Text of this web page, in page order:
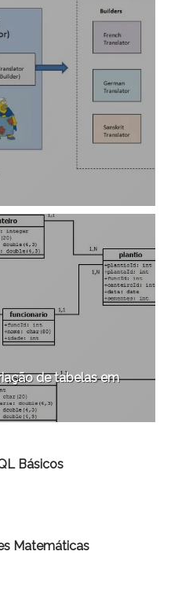
de tabelas em
Básicos
Matemáticas